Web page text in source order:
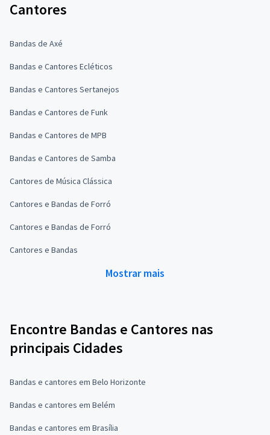
Cantores
Bandas de Axé
Bandas e Cantores Ecléticos
Bandas e Cantores Sertanejos
Bandas e Cantores de Funk
Bandas e Cantores de MPB
Bandas e Cantores de Samba
Cantores de Música Clássica
Cantores e Bandas de Forró
Cantores e Bandas de Forró
Cantores e Bandas
Mostrar mais
Encontre Bandas e Cantores nas
principais Cidades
Bandas e cantores em Belo Horizonte
Bandas e cantores em Belém
Bandas e cantores em Brasília